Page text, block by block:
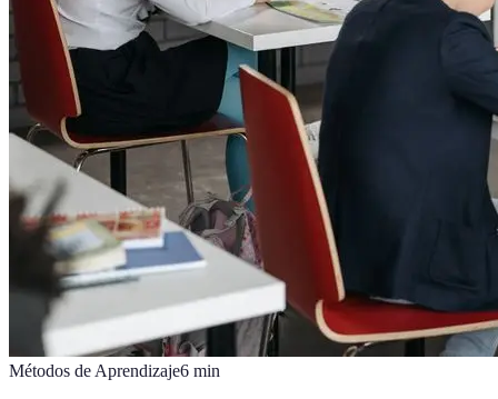
Métodos de Aprendizaje6 min